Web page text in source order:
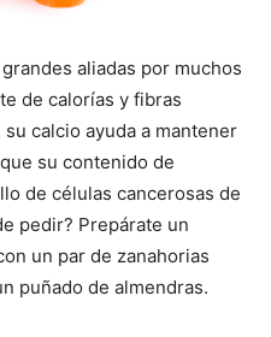
aliadas por muchos
de calorías y fibras
calcio ayuda a mantener
su contenido de
de células cancerosas de
pedir? Prepárate un
un par de zanahorias
puñado de almendras.